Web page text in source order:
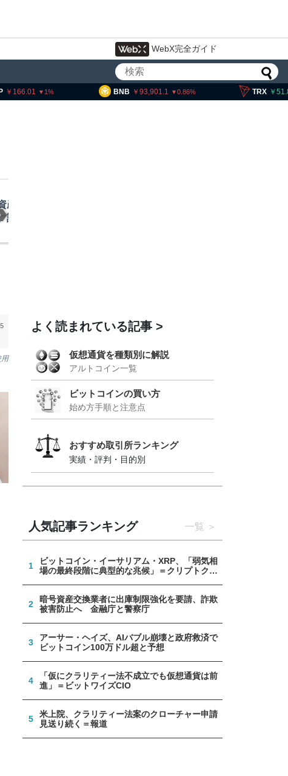
WebX完全ガイド
BNB 0.86 TRX
ー・ヘイズ、AIバブル崩壊と
済でビットコイン100万ドル
よく読まれている記事
仮想通貨を種類別に解説
アルトコイン一覧
ビットコインの買い方
始め方手順と注意点
おすすめ取引所ランキング
実績・評判・目的別
人気記事ランキング 一覧
1
ビットコイン・イーサリアム・XRP、「弱気相
場の最終段階に典型的な兆候」＝クリプトクア
2
暗号資産交換業者に出庫制限強化を要請、詐欺
被害防止へ 金融庁と警察庁
3
アーサー・ヘイズ、AIバブル崩壊と政府救済で
ビットコイン100万ドル超と予想
4
「仮にクラリティー法不成立でも仮想通貨は前
進」＝ビットワイズCIO
5
米上院、クラリティー法案のクローチャー申請
見送り続く＝報道